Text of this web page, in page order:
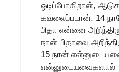
ஓடிப்போகிறான்,
கவலைப்படான். 14
பிதா என்னை
நான் பிதாவை
15 நான்
என்னுடையவைகளால்